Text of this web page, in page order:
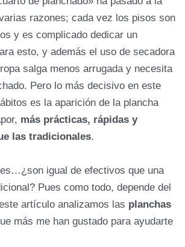
razones; cada vez los pisos son
y es complicado dedicar un
esto, y además el uso de secadora
salga menos arrugada y necesita
Pero lo más decisivo en este
es la aparición de la plancha
más prácticas, rápidas y
las tradicionales.
igual de efectivos que una
Pues como todo, depende del
artículo analizamos las planchas
más me han gustado para ayudarte